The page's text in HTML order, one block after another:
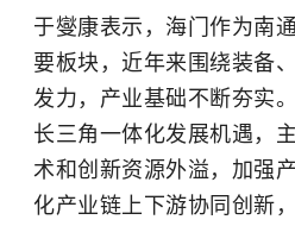
于燮康表示，海门作为南
要板块，近年来围绕装备
发力，产业基础不断夯实
长三角一体化发展机遇，
术和创新资源外溢，加强
化产业链上下游协同创新